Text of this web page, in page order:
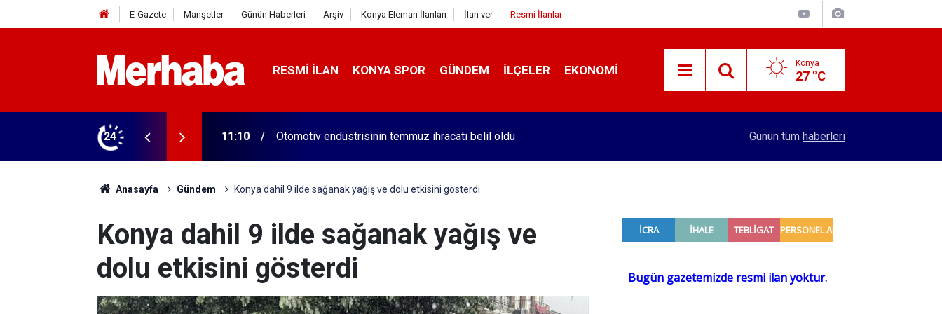
E-Gazete Manşetler Günün Haberleri Arşiv Konya Eleman İlanları İlan ver Resmi İlanlar
RESMI İLAN KONYA SPOR GÜNDEM İLÇELER EKONOMI Konya
27 °C
24 11:07 Hayatın İçinden Kısa Kısa - 182 Ticaret Bakanlığının "E-Kolay İhracat
Günün tüm haberleri
Anasayfa Gündem Konya dahil 9 ilde sağanak yağış ve dolu etkisini gösterdi
Konya dahil 9 ilde sağanak yağış ve
dolu etkisini gösterdi